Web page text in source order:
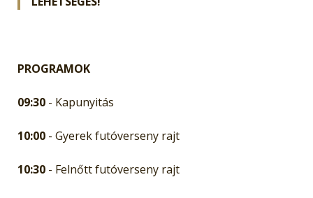
PROGRAMOK
09:30 - Kapunyitás
10:00- Gyerek futóverseny rajt
10:30- Felnőtt futóverseny rajt